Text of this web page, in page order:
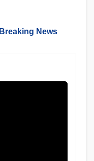
Breaking News